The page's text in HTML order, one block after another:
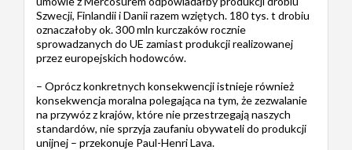
Szwecji, Finlandii i Danii razem wziętych. 180 tys. t drobiu
oznaczałoby ok. 300 mln kurczaków rocznie
sprowadzanych do UE zamiast produkcji realizowanej
przez europejskich hodowców.
– Oprócz konkretnych konsekwencji istnieje również
konsekwencja moralna polegająca na tym, że zezwalanie
na przywóz z krajów, które nie przestrzegają naszych
standardów, nie sprzyja zaufaniu obywateli do produkcji
unijnej – przekonuje Paul-Henri Lava.